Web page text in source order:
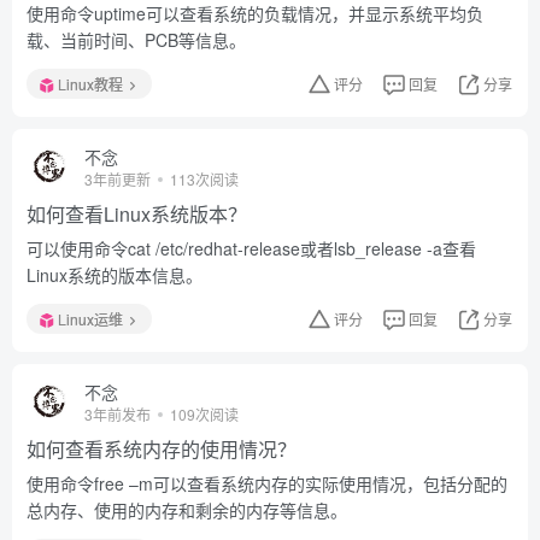
使用命令uptime可以查看系统的负载情况，并显示系统平均负
载、当前时间、PCB等信息。
Linux教程 评分 回复 分享
不念
3年前更新 113次阅读
如何查看Linux系统版本？
可以使用命令cat /etc/redhat-release或者lsb_release -a查看
Linux系统的版本信息。
Linux运维 评分 回复 分享
不念
3年前发布 109次阅读
如何查看系统内存的使用情况？
使用命令free –m可以查看系统内存的实际使用情况，包括分配的
总内存、使用的内存和剩余的内存等信息。